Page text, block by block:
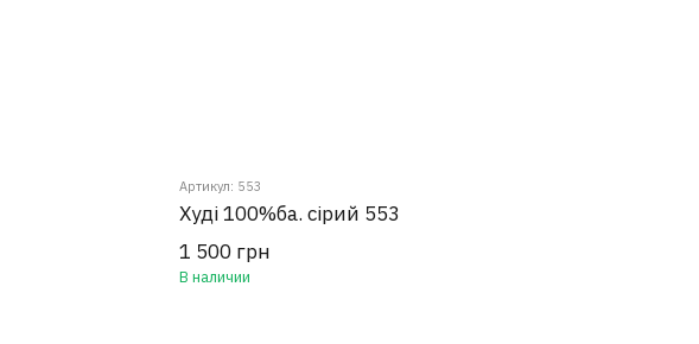
Артикул: 553
Худі 100%ба. сірий 553
1 500 грн
В наличии